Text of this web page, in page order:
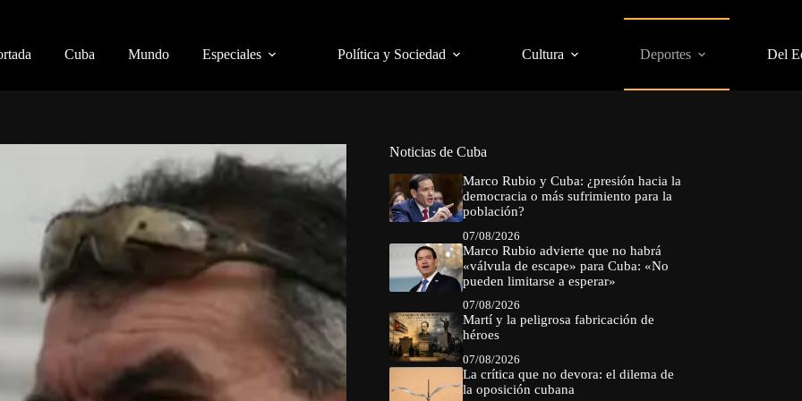
Cuba Mundo Especiales Política y Sociedad Cultura Deportes Del
Noticias de Cuba
Marco Rubio y Cuba: ¿presión hacia la
democracia o más sufrimiento para la
población?
07/08/2026
Marco Rubio advierte que no habrá
«válvula de escape» para Cuba: «No
pueden limitarse a esperar»
07/08/2026
Martí y la peligrosa fabricación de
héroes
07/08/2026
La crítica que no devora: el dilema de
la oposición cubana